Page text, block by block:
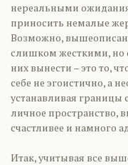
нереальными
приносить немалые
Возможно,
слишком жесткими, но
них вынести – это то,
себе не эгоистично, а
устанавливая границы
личное пространство,
счастливее и намного
Итак, учитывая все